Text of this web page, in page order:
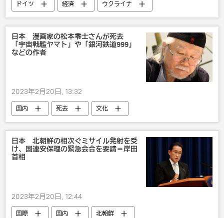
ドイツ 経済
ウクライナ
エネルギー危機
日本 漫画家の松本零士さんが死去
「宇宙戦艦ヤマト」や「銀河鉄道999」
などの作者
2023年2月20日, 13:32
国内 死去 文化
日本 北朝鮮の相次ぐミサイル発射を受
け、国連安保理の緊急会合を要請＝岸田
首相
2023年2月20日, 12:44
国際 国内
北朝鮮